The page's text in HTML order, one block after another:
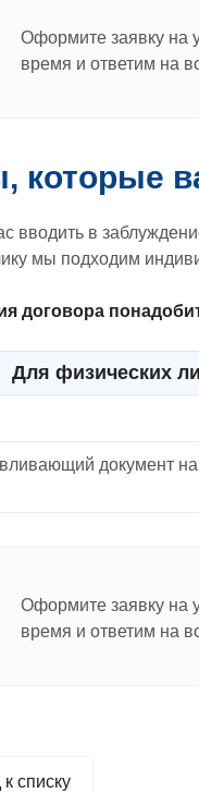
Оформите заявку на
время и ответим на
которые
вводить в
мы подходим
договора
Для физических
документ
Оформите заявку на
время и ответим на
списку